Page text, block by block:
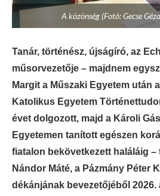
A közönség (Fotó: Gecse
Tanár, történész, újságíró, az
műsorvezetője – majdnem
Margit a Műszaki Egyetem után
Katolikus Egyetem
évet dolgozott, majd a Károli
Egyetemen tanított egészen
fiatalon bekövetkezett haláláig
Nándor Máté, a Pázmány Péter
dékánjának bevezetőjéből 2026.